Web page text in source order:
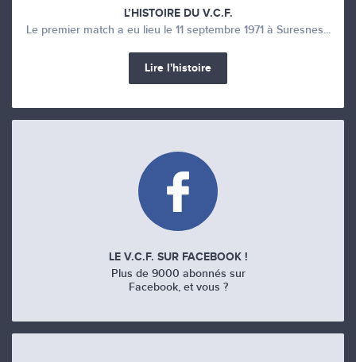
L’HISTOIRE DU V.C.F.
Le premier match a eu lieu le 11 septembre 1971 à Suresnes...
Lire l'histoire
LE V.C.F. SUR FACEBOOK !
Plus de 9000 abonnés sur
Facebook, et vous ?